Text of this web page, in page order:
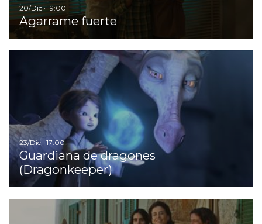
20/Dic · 19:00
Agarrame fuerte
23/Dic · 17:00
Guardiana de dragones
(Dragonkeeper)